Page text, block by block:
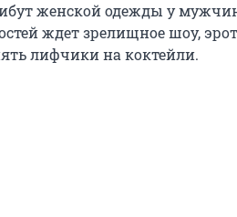
женской одежды у
ждет зрелищное шоу,
лифчики на коктейли.